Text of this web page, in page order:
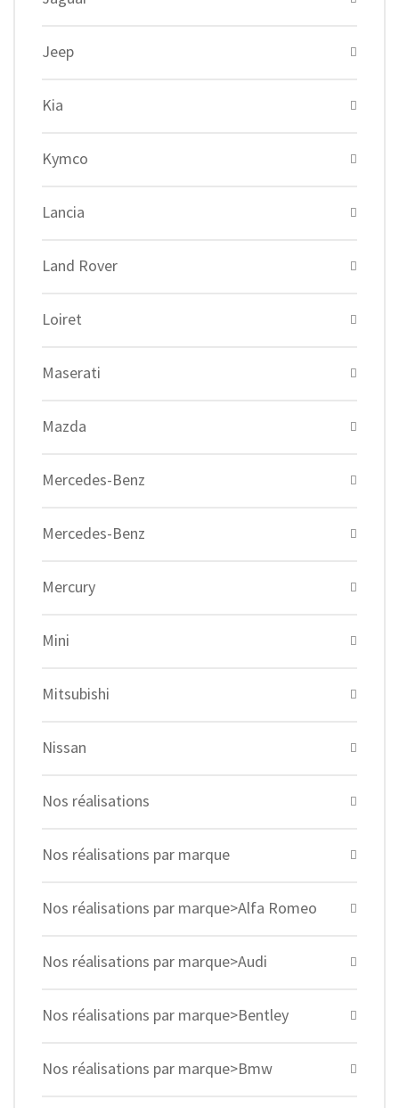
Jeep
Kia
Kymco
Lancia
Land Rover
Loiret
Maserati
Mazda
Mercedes-Benz
Mercedes-Benz
Mercury
Mini
Mitsubishi
Nissan
Nos réalisations
Nos réalisations par marque
Nos réalisations par marque>Alfa Romeo
Nos réalisations par marque>Audi
Nos réalisations par marque>Bentley
Nos réalisations par marque>Bmw